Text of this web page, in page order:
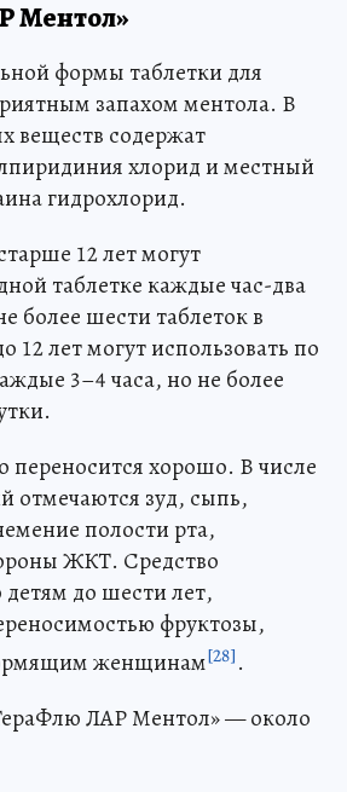
Ментол»
формы таблетки для
запахом ментола. В
веществ содержат
хлорид и местный
гидрохлорид.
12 лет могут
таблетке каждые час-два
более шести таблеток в
12 лет могут использовать по
3–4 часа, но не более
переносится хорошо. В числе
отмечаются зуд, сыпь,
полости рта,
ЖКТ. Средство
до шести лет,
фруктозы,
женщинам[28].
ЛАР Ментол» — около